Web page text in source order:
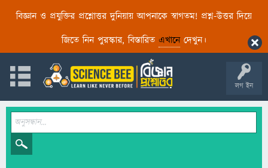
বিজ্ঞান ও প্রযুক্তির প্রশ্নোত্তর দুনিয়ায় আপনাকে স্বাগতম! প্রশ্ন-উত্তর দিয়ে
জিতে নিন পুরস্কার, বিস্তারিত এখানেদেখুন।
লগ ইন